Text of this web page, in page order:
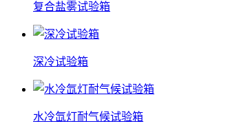
复合盐雾试验箱
深冷试验箱
水冷氙灯耐气候试验箱